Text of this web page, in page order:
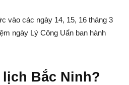
vào các ngày 14, 15, 16 tháng 3
ngày Lý Công Uẩn ban hành
Bắc Ninh?